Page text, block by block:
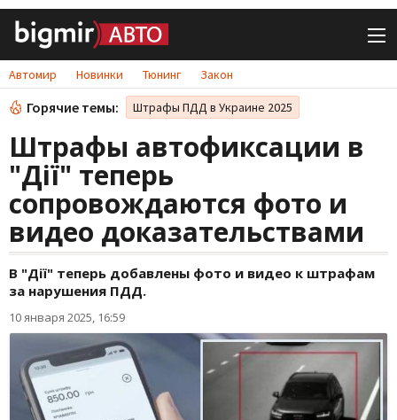
Автомир Новинки Тюнинг Закон
Горячие темы: Штрафы ПДД в Украине 2025
Штрафы автофиксации в
"Дії" теперь
сопровождаются фото и
видео доказательствами
В "Дії" теперь добавлены фото и видео к штрафам
за нарушения ПДД.
10 января 2025, 16:59